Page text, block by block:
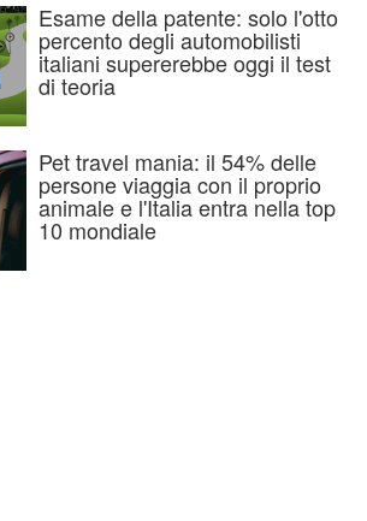
Esame della patente: solo l'otto
percento degli automobilisti
italiani supererebbe oggi il test
di teoria
Pet travel mania: il 54% delle
persone viaggia con il proprio
animale e l'Italia entra nella top
10 mondiale